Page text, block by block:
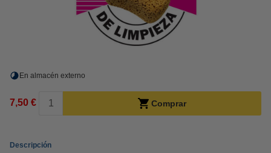
En almacén externo
7,50 € Comprar
Descripción